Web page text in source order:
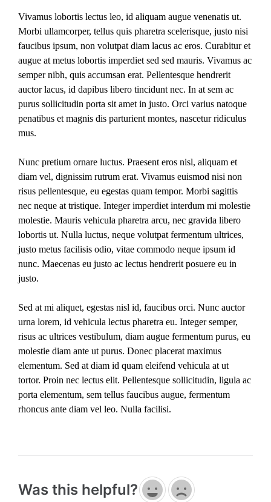
Vivamus lobortis lectus leo, id aliquam augue venenatis ut.
Morbi ullamcorper, tellus quis pharetra scelerisque, justo nisi
faucibus ipsum, non volutpat diam lacus ac eros. Curabitur et
augue at metus lobortis imperdiet sed sed mauris. Vivamus ac
semper nibh, quis accumsan erat. Pellentesque hendrerit
auctor lacus, id dapibus libero tincidunt nec. In at sem ac
purus sollicitudin porta sit amet in justo. Orci varius natoque
penatibus et magnis dis parturient montes, nascetur ridiculus
mus.
Nunc pretium ornare luctus. Praesent eros nisl, aliquam et
diam vel, dignissim rutrum erat. Vivamus euismod nisi non
risus pellentesque, eu egestas quam tempor. Morbi sagittis
nec neque at tristique. Integer imperdiet interdum mi molestie
molestie. Mauris vehicula pharetra arcu, nec gravida libero
lobortis ut. Nulla luctus, neque volutpat fermentum ultrices,
justo metus facilisis odio, vitae commodo neque ipsum id
nunc. Maecenas eu justo ac lectus hendrerit posuere eu in
justo.
Sed at mi aliquet, egestas nisl id, faucibus orci. Nunc auctor
urna lorem, id vehicula lectus pharetra eu. Integer semper,
risus ac ultrices vestibulum, diam augue fermentum purus, eu
molestie diam ante ut purus. Donec placerat maximus
elementum. Sed at diam id quam eleifend vehicula at ut
tortor. Proin nec lectus elit. Pellentesque sollicitudin, ligula ac
porta elementum, sem tellus faucibus augue, fermentum
rhoncus ante diam vel leo. Nulla facilisi.
Was this helpful?